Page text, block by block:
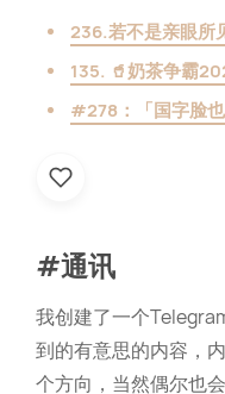
236.若不是亲眼所
135. 🥤奶茶争霸
#278：「国字脸也
#通讯
我创建了一个
到的有意思的内容，
个方向，当然偶尔也